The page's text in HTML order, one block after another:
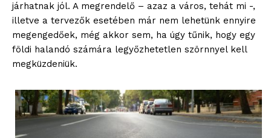
járhatnak jól. A megrendelő – azaz a város, tehát mi -,
illetve a tervezők esetében már nem lehetünk ennyire
megengedőek, még akkor sem, ha úgy tűnik, hogy egy
földi halandó számára legyőzhetetlen szörnnyel kell
megküzdeniük.